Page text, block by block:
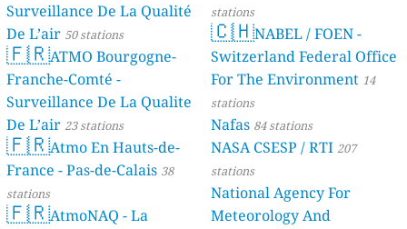
Surveillance De La Qualité
De L’air 50 stations
🇫🇷ATMO Bourgogne-
Franche-Comté -
Surveillance De La Qualite
De L’air 23 stations
🇫🇷Atmo En Hauts-de-
France - Pas-de-Calais 38
stations
🇫🇷AtmoNAQ - La
stations
🇨🇭NABEL / FOEN -
Switzerland Federal Office
For The Environment 14
stations
Nafas 84 stations
NASA CSESP / RTI 207
stations
National Agency For
Meteorology And